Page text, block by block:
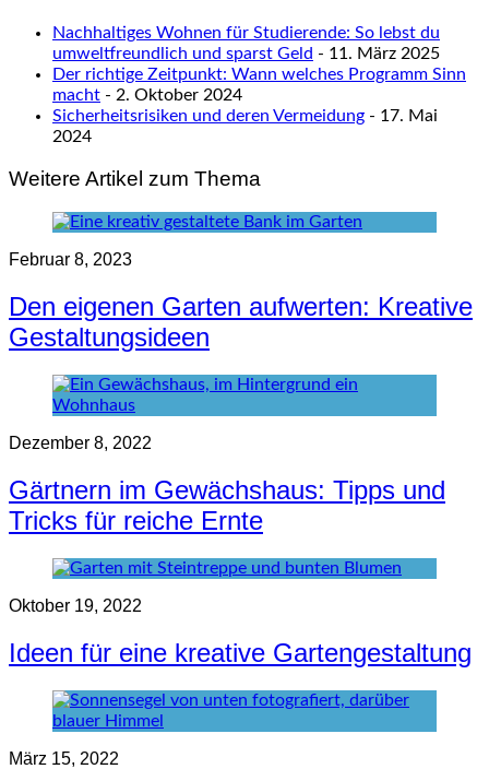
Nachhaltiges Wohnen für Studierende: So lebst du
umweltfreundlich und sparst Geld - 11. März 2025
Der richtige Zeitpunkt: Wann welches Programm Sinn
macht - 2. Oktober 2024
Sicherheitsrisiken und deren Vermeidung - 17. Mai
2024
Weitere Artikel zum Thema
Februar 8, 2023
Den eigenen Garten aufwerten: Kreative
Gestaltungsideen
Dezember 8, 2022
Gärtnern im Gewächshaus: Tipps und
Tricks für reiche Ernte
Oktober 19, 2022
Ideen für eine kreative Gartengestaltung
März 15, 2022